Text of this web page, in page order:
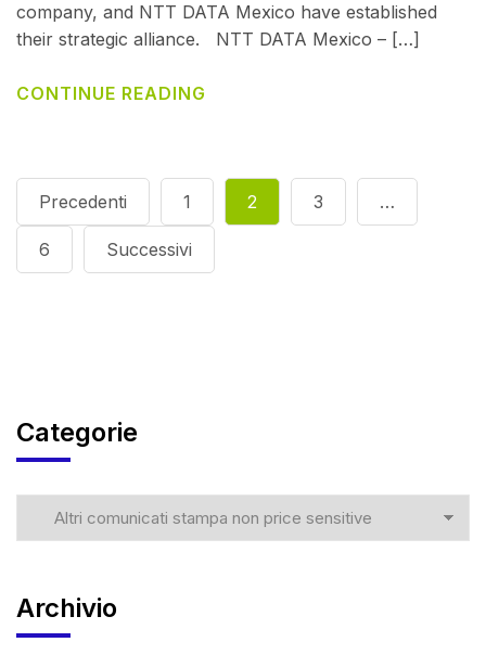
company, and NTT DATA Mexico have established
their strategic alliance. NTT DATA Mexico – […]
CONTINUE READING
Precedenti 1 2 3 …
6 Successivi
Categorie
Archivio